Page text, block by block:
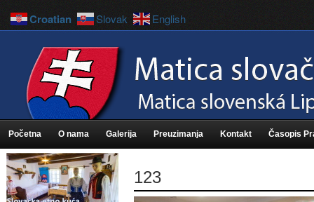
Početna O nama Galerija Preuzimanja Kontakt Časopis
123
Croatian Slovak English